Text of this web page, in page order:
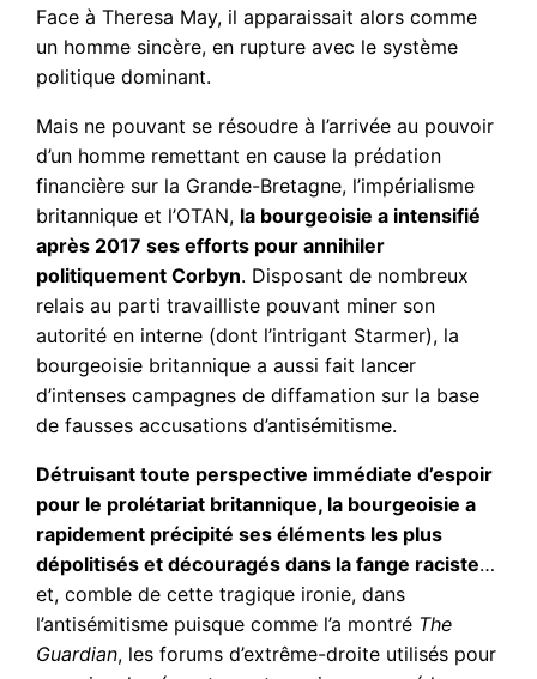
Face à Theresa May, il apparaissait alors comme
un homme sincère, en rupture avec le système
politique dominant.
Mais ne pouvant se résoudre à l’arrivée au pouvoir
d’un homme remettant en cause la prédation
financière sur la Grande-Bretagne, l’impérialisme
britannique et l’OTAN, la bourgeoisie a intensifié
après 2017 ses efforts pour annihiler
politiquement Corbyn. Disposant de nombreux
relais au parti travailliste pouvant miner son
autorité en interne (dont l’intrigant Starmer), la
bourgeoisie britannique a aussi fait lancer
d’intenses campagnes de diffamation sur la base
de fausses accusations d’antisémitisme.
Détruisant toute perspective immédiate d’espoir
pour le prolétariat britannique, la bourgeoisie a
rapidement précipité ses éléments les plus
dépolitisés et découragés dans la fange raciste…
et, comble de cette tragique ironie, dans
l’antisémitisme puisque comme l’a montré The
Guardian, les forums d’extrême-droite utilisés pour